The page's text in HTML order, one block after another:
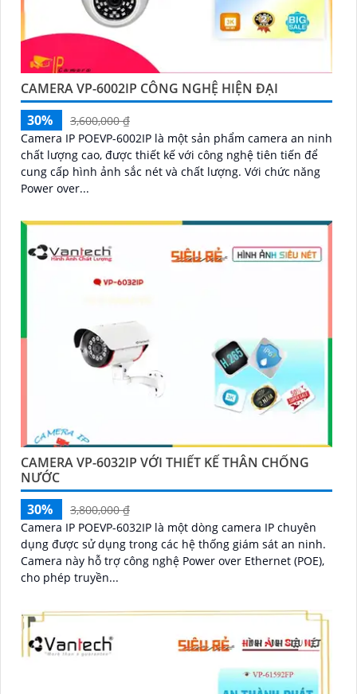
CAMERA VP-6002IP CÔNG NGHỆ HIỆN ĐẠI
30%
3,600,000 ₫
Camera IP POEVP-6002IP là một sản phẩm camera an ninh
chất lượng cao, được thiết kế với công nghệ tiên tiến để
cung cấp hình ảnh sắc nét và chất lượng. Với chức năng
Power over...
CAMERA VP-6032IP VỚI THIẾT KẾ THÂN CHỐNG
NƯỚC
30%
3,800,000 ₫
Camera IP POEVP-6032IP là một dòng camera IP chuyên
dụng được sử dụng trong các hệ thống giám sát an ninh.
Camera này hỗ trợ công nghệ Power over Ethernet (POE),
cho phép truyền...